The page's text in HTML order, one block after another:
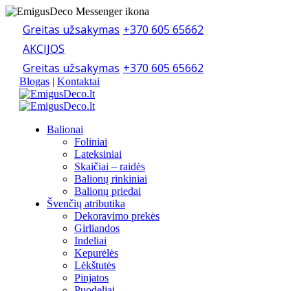
Greitas užsakymas +370 605 65662
AKCIJOS
Greitas užsakymas +370 605 65662
Blogas | Kontaktai
Balionai
Foliniai
Lateksiniai
Skaičiai – raidės
Balionų rinkiniai
Balionų priedai
Švenčių atributika
Dekoravimo prekės
Girliandos
Indeliai
Kepurėlės
Lėkštutės
Pinjatos